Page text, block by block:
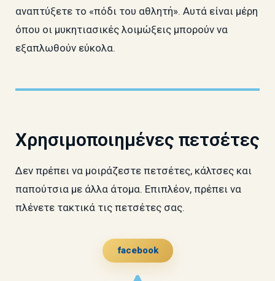
αναπτύξετε το «πόδι του αθλητή». Αυτά είναι μέρη
όπου οι μυκητιασικές λοιμώξεις μπορούν να
εξαπλωθούν εύκολα.
Χρησιμοποιημένες πετσέτες
Δεν πρέπει να μοιράζεστε πετσέτες, κάλτσες και
παπούτσια με άλλα άτομα. Επιπλέον, πρέπει να
πλένετε τακτικά τις πετσέτες σας.
facebook